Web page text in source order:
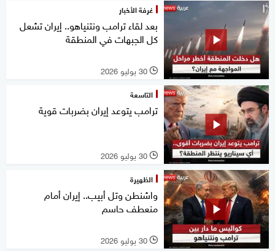
غرفة الأخبار
بعد لقاء ترامب ونتنياهو.. إيران تشعل
كل الجبهات في المنطقة
l 30 يوليو 2026
التاسعة
ترامب يتوعد إيران بضربات قوية
l 30 يوليو 2026
الظهيرة
واشنطن وتل أبيب.. إيران أمام
منعطف حاسم
l 30 يوليو 2026